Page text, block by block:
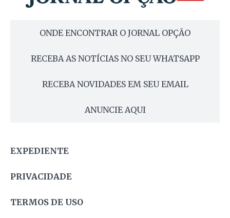
ONDE ENCONTRAR O JORNAL OPÇÃO
RECEBA AS NOTÍCIAS NO SEU WHATSAPP
RECEBA NOVIDADES EM SEU EMAIL
ANUNCIE AQUI
EXPEDIENTE
PRIVACIDADE
TERMOS DE USO